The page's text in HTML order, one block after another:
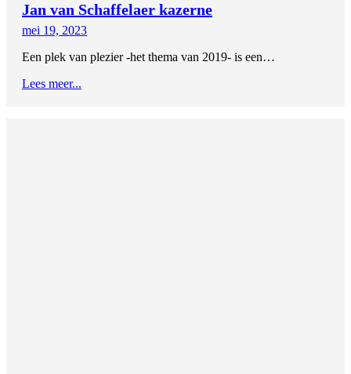
Jan van Schaffelaer kazerne
mei 19, 2023
Een plek van plezier -het thema van 2019- is een…
Lees meer...